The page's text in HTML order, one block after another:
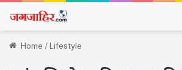
Home/Lifestyle